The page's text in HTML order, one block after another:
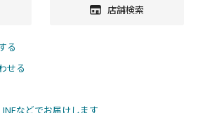
店舗検索
る
せる
などでお届けします